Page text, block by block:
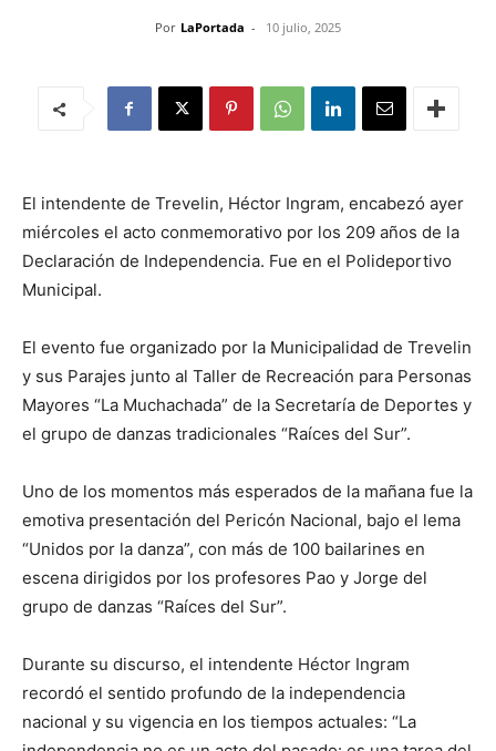
Por LaPortada - 10 julio, 2025
El intendente de Trevelin, Héctor Ingram, encabezó ayer
miércoles el acto conmemorativo por los 209 años de la
Declaración de Independencia. Fue en el Polideportivo
Municipal.
El evento fue organizado por la Municipalidad de Trevelin
y sus Parajes junto al Taller de Recreación para Personas
Mayores “La Muchachada” de la Secretaría de Deportes y
el grupo de danzas tradicionales “Raíces del Sur”.
Uno de los momentos más esperados de la mañana fue la
emotiva presentación del Pericón Nacional, bajo el lema
“Unidos por la danza”, con más de 100 bailarines en
escena dirigidos por los profesores Pao y Jorge del
grupo de danzas “Raíces del Sur”.
Durante su discurso, el intendente Héctor Ingram
recordó el sentido profundo de la independencia
nacional y su vigencia en los tiempos actuales: “La